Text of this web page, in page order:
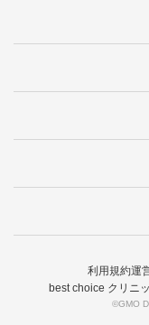
利用規約運
best choice クリニ
©GMO